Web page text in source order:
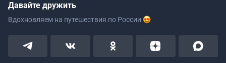
Давайте дружить
Вдохновляем на путешествия по России